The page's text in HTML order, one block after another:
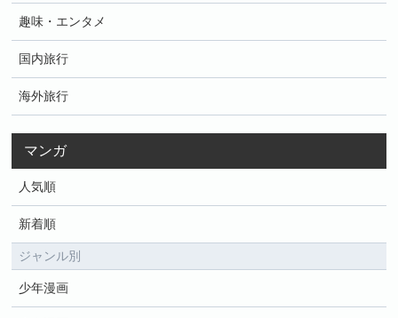
趣味・エンタメ
国内旅行
海外旅行
マンガ
人気順
新着順
ジャンル別
少年漫画